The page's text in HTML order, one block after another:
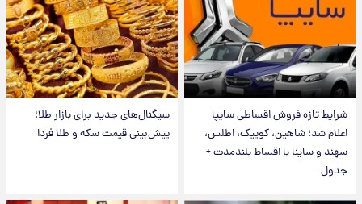
شرایط تازه فروش اقساطی سایپا
اعلام شد؛ شاهین، کوییک، اطلس،
سهند و ساینا با اقساط بلندمدت +
جدول
سیگنال‌های جدید برای بازار طلا؛
پیش‌بینی قیمت سکه و طلا فردا